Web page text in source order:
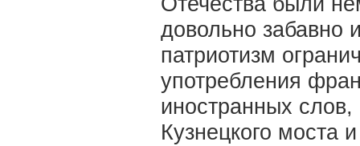
довольно забавно
патриотизм
употребления
иностранных
Кузнецкого моста